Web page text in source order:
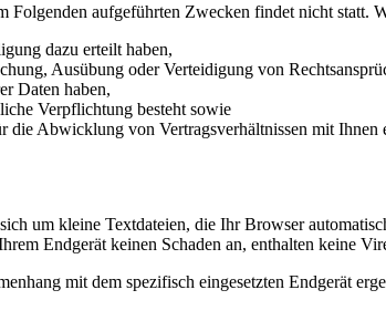
aufgeführten Zwecken findet nicht statt.
dazu erteilt haben,
Ausübung oder Verteidigung von
Daten haben,
Verpflichtung besteht sowie
Abwicklung von Vertragsverhältnissen mit Ihnen
um kleine Textdateien, die Ihr Browser
Endgerät keinen Schaden an, enthalten keine
mit dem spezifisch eingesetzten Endgerät